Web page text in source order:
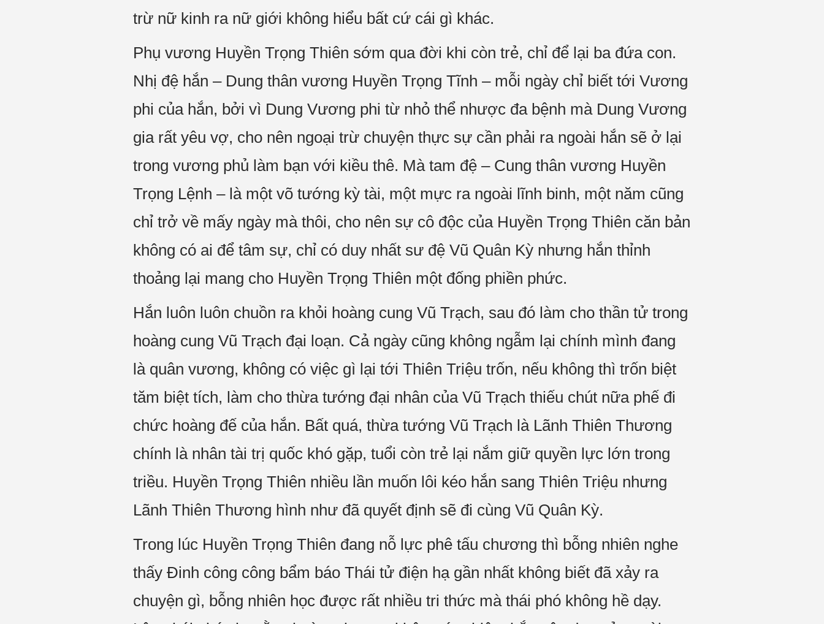
trừ nữ kinh ra nữ giới không hiểu bất cứ cái gì khác.
Phụ vương Huyền Trọng Thiên sớm qua đời khi còn trẻ, chỉ để lại ba đứa con.
Nhị đệ hắn – Dung thân vương Huyền Trọng Tĩnh – mỗi ngày chỉ biết tới Vương
phi của hắn, bởi vì Dung Vương phi từ nhỏ thể nhược đa bệnh mà Dung Vương
gia rất yêu vợ, cho nên ngoại trừ chuyện thực sự cần phải ra ngoài hắn sẽ ở lại
trong vương phủ làm bạn với kiều thê. Mà tam đệ – Cung thân vương Huyền
Trọng Lệnh – là một võ tướng kỳ tài, một mực ra ngoài lĩnh binh, một năm cũng
chỉ trở về mấy ngày mà thôi, cho nên sự cô độc của Huyền Trọng Thiên căn bản
không có ai để tâm sự, chỉ có duy nhất sư đệ Vũ Quân Kỳ nhưng hắn thỉnh
thoảng lại mang cho Huyền Trọng Thiên một đống phiền phức.
Hắn luôn luôn chuồn ra khỏi hoàng cung Vũ Trạch, sau đó làm cho thần tử trong
hoàng cung Vũ Trạch đại loạn. Cả ngày cũng không ngẫm lại chính mình đang
là quân vương, không có việc gì lại tới Thiên Triệu trốn, nếu không thì trốn biệt
tăm biệt tích, làm cho thừa tướng đại nhân của Vũ Trạch thiếu chút nữa phế đi
chức hoàng đế của hắn. Bất quá, thừa tướng Vũ Trạch là Lãnh Thiên Thương
chính là nhân tài trị quốc khó gặp, tuổi còn trẻ lại nắm giữ quyền lực lớn trong
triều. Huyền Trọng Thiên nhiều lần muốn lôi kéo hắn sang Thiên Triệu nhưng
Lãnh Thiên Thương hình như đã quyết định sẽ đi cùng Vũ Quân Kỳ.
Trong lúc Huyền Trọng Thiên đang nỗ lực phê tấu chương thì bỗng nhiên nghe
thấy Đinh công công bẩm báo Thái tử điện hạ gần nhất không biết đã xảy ra
chuyện gì, bỗng nhiên học được rất nhiều tri thức mà thái phó không hề dạy.